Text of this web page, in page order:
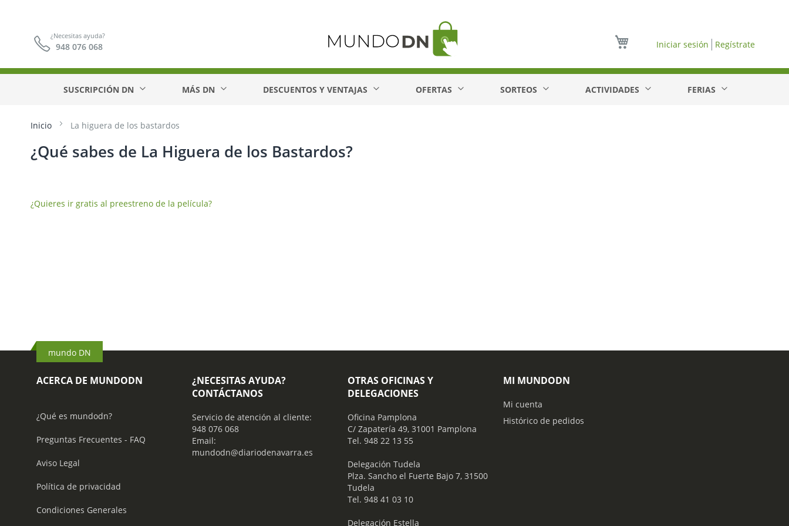
¿Necesitas ayuda?
948 076 068 Iniciar sesión Regístrate
SUSCRIPCIÓN DN MÁS DN DESCUENTOS Y VENTAJAS OFERTAS SORTEOS ACTIVIDADES FERIAS
Inicio La higuera de los bastardos
¿Qué sabes de La Higuera de los Bastardos?
¿Quieres ir gratis al preestreno de la película?
mundo DN
ACERCA DE MUNDODN
¿Qué es mundodn?
Preguntas Frecuentes - FAQ
Aviso Legal
Política de privacidad
Condiciones Generales
¿NECESITAS AYUDA?
CONTÁCTANOS
Servicio de atención al cliente:
948 076 068
Email:
mundodn@diariodenavarra.es
OTRAS OFICINAS Y
DELEGACIONES
Oficina Pamplona
C/ Zapatería 49, 31001 Pamplona
Tel. 948 22 13 55
​ Delegación Tudela
Plza. Sancho el Fuerte Bajo 7, 31500
Tudela
Tel. 948 41 03 10
​ Delegación Estella
MI MUNDODN
Mi cuenta
Histórico de pedidos